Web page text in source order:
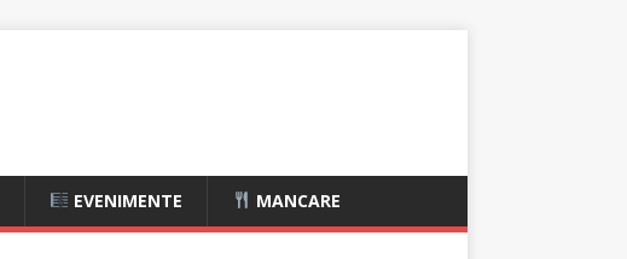
EVENIMENTE MANCARE